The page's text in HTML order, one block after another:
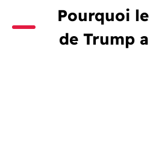
Pourquoi
de Trump